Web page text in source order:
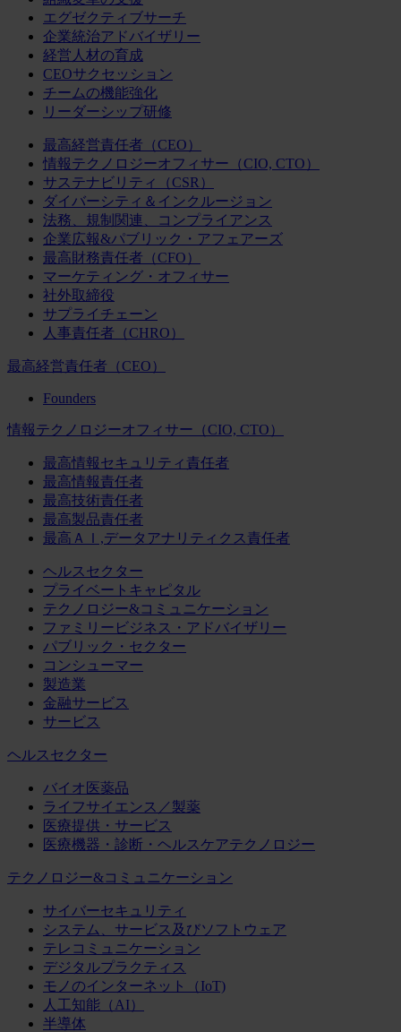
エグゼクティブサーチ
企業統治アドバイザリー
経営人材の育成
CEOサクセッション
チームの機能強化
リーダーシップ研修
最高経営責任者（CEO）
情報テクノロジーオフィサー（CIO, CTO）
サステナビリティ（CSR）
ダイバーシティ＆インクルージョン
法務、規制関連、コンプライアンス
企業広報&パブリック・アフェアーズ
最高財務責任者（CFO）
マーケティング・オフィサー
社外取締役
サプライチェーン
人事責任者（CHRO）
最高経営責任者（CEO）
Founders
情報テクノロジーオフィサー（CIO, CTO）
最高情報セキュリティ責任者
最高情報責任者
最高技術責任者
最高製品責任者
最高ＡＩ,データアナリティクス責任者
ヘルスセクター
プライベートキャピタル
テクノロジー&コミュニケーション
ファミリービジネス・アドバイザリー
パブリック・セクター
コンシューマー
製造業
金融サービス
サービス
ヘルスセクター
バイオ医薬品
ライフサイエンス／製薬
医療提供・サービス
医療機器・診断・ヘルスケアテクノロジー
テクノロジー&コミュニケーション
サイバーセキュリティ
システム、サービス及びソフトウェア
テレコミュニケーション
デジタルプラクティス
モノのインターネット（IoT)
人工知能（AI）
半導体